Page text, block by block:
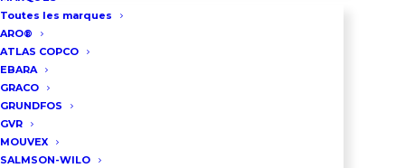
Toutes les marques
ARO®
ATLAS COPCO
EBARA
GRACO
GRUNDFOS
GVR
MOUVEX
SALMSON-WILO
châssis en inox équipé de 4 roues
permet de collecter les
opération de connection et